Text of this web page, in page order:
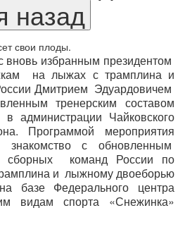
вновь избранным президентом
на лыжах с трамплина и
Дмитрием Эдуардовичем
тренерским составом
в администрации Чайковского
Программой мероприятия
знакомство с обновленным
сборных
команд России по
и лыжному двоеборью
базе Федерального центра
видам спорта «Снежинка»